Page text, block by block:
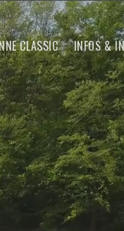
CLASSIC INFOS &